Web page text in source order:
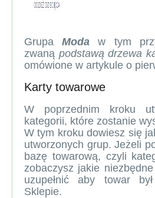
GrupaModa w tym
zwaną podstawą drzewa
omówione w artykule o
Karty towarowe
W poprzednim kroku
kategorii, które zostanie
W tym kroku dowiesz się
utworzonych grup. Jeżeli
bazę towarową, czyli
zobaczysz jakie
uzupełnić aby towar
Sklepie.